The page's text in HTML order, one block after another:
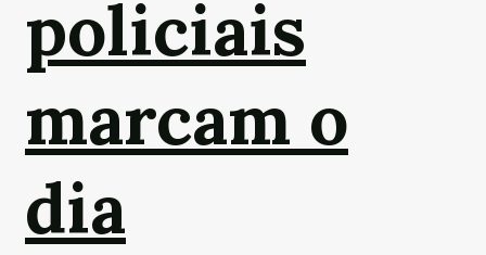
policiais
marcam o
dia